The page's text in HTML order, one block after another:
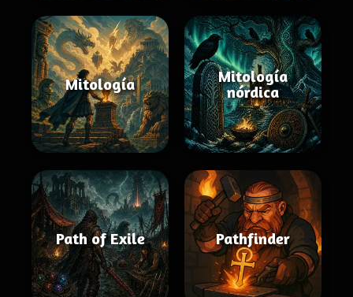
Mitología
Mitología
nórdica
Path of Exile Pathfinder